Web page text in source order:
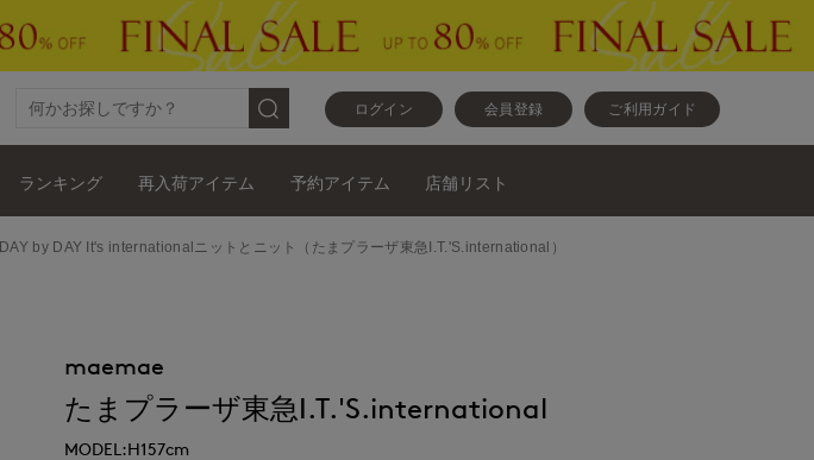
ログイン 会員登録 ご利用ガイド
ランキング 再入荷アイテム 予約アイテム 店舗リスト
DAY by DAY It's internationalニットとニット（たまプラーザ東急I.T.'S.international）
maemae
たまプラーザ東急I.T.'S.international
MODEL:H157cm